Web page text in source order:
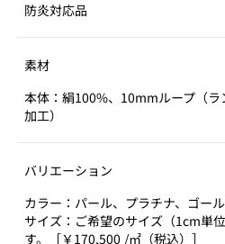
防炎対応品
素材
本体：絹100%、10mmループ（
加工）
バリエーション
カラー：パール、プラチナ、ゴー
サイズ：ご希望のサイズ（1cm単
す。［￥170,500 /㎡（税込）］